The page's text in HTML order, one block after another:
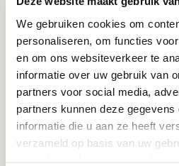
We gebruiken cookies om
personaliseren, om functies
en om ons websiteverkeer te
informatie over uw gebruik van
partners voor social media,
partners kunnen deze
informatie die u aan ze heeft
verzameld op basis van uw
Read more